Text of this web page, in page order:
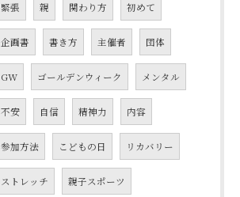
緊張 親 関わり方 初めて
企画書 書き方 主催者 団体
GW ゴールデンウィーク メンタル
不安 自信 精神力 内容
参加方法 こどもの日 リカバリー
ストレッチ 親子スポーツ